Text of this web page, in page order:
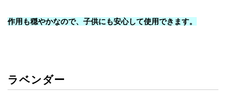
作用も穏やかなので、子供にも安心して使用できます。
ラベンダー